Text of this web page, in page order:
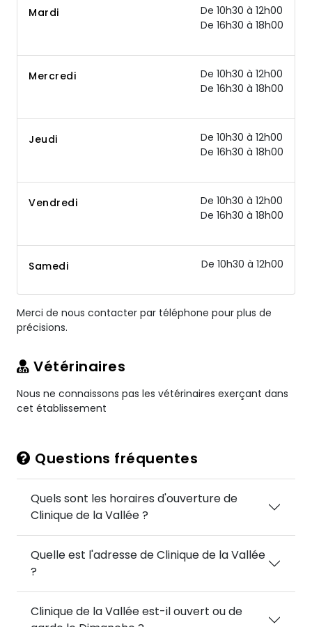
Mardi
De 10h30 à 12h00
De 16h30 à 18h00
Mercredi
De 10h30 à 12h00
De 16h30 à 18h00
Jeudi
De 10h30 à 12h00
De 16h30 à 18h00
Vendredi
De 10h30 à 12h00
De 16h30 à 18h00
Samedi De 10h30 à 12h00
Merci de nous contacter par téléphone pour plus de
précisions.
Vétérinaires
Nous ne connaissons pas les vétérinaires exerçant dans
cet établissement
Questions fréquentes
Quels sont les horaires d'ouverture de
Clinique de la Vallée ?
Quelle est l'adresse de Clinique de la Vallée
?
Clinique de la Vallée est-il ouvert ou de